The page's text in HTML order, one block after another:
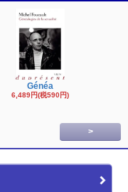
Généa
6,489円(税590円)
>